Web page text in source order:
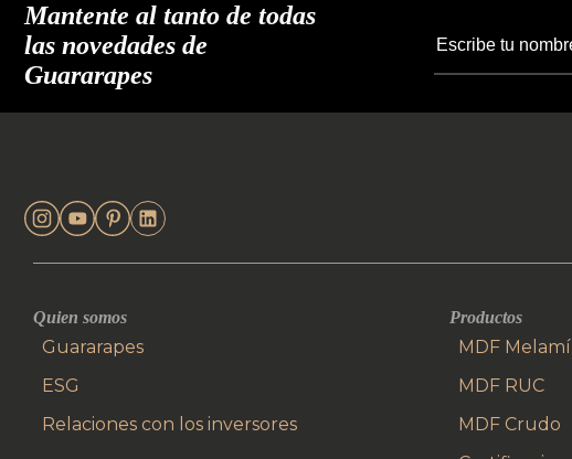
Mantente al tanto de todas
las novedades de
Guararapes
Quien somos
Guararapes
ESG
Relaciones con los inversores
Productos
MDF
MDF RUC
MDF Crudo